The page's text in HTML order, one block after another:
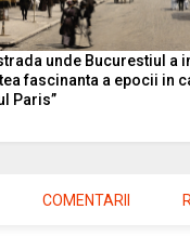
unde Bucurestiul a
fascinanta a epocii in
Paris”
COMENTARII